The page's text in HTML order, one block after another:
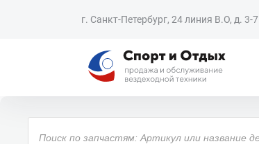
г. Санкт-Петербург, 24 линия В.О, д. 3-7
Поиск
товаров